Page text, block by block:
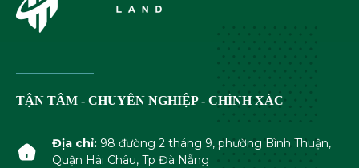
TẬN TÂM - CHUYÊN NGHIỆP - CHÍNH XÁC
Địa chỉ:98 đường 2 tháng 9, phường Bình Thuận,
Quận Hải Châu, Tp Đà Nẵng